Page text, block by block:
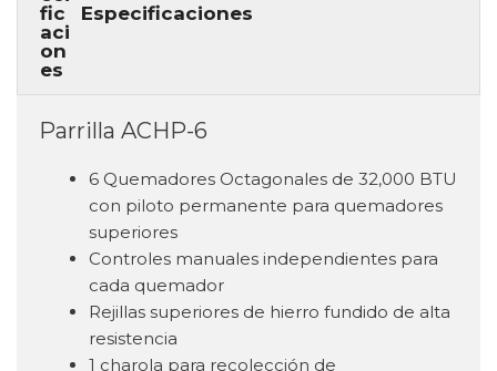
Especificaciones
Parrilla ACHP-6
6 Quemadores Octagonales de 32,000 BTU
con piloto permanente para quemadores
superiores
Controles manuales independientes para
cada quemador
Rejillas superiores de hierro fundido de alta
resistencia
1 charola para recolección de